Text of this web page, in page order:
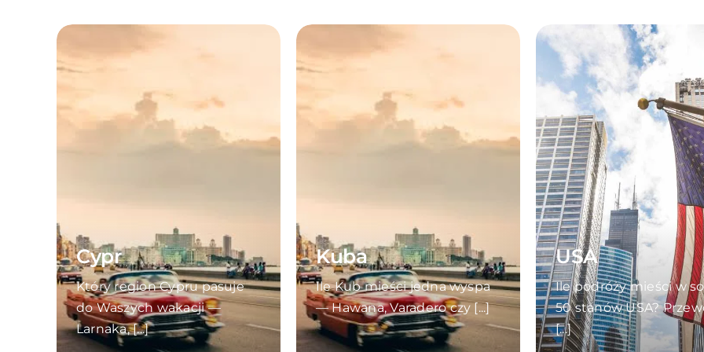
Cypr
Który region Cypru pasuje
do Waszych wakacji —
Larnaka, [...]
Kuba
Ile Kub mieści jedna wyspa
— Hawana, Varadero czy [...]
USA
Ile podróży mieści w
50 stanów USA?
[...]